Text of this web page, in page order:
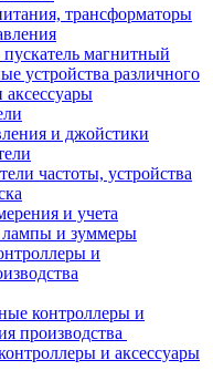
трансформаторы
магнитный
устройства различного
аксессуары
и джойстики
частоты, устройства
и учета
и зуммеры
и
контроллеры и
производства
и аксессуары